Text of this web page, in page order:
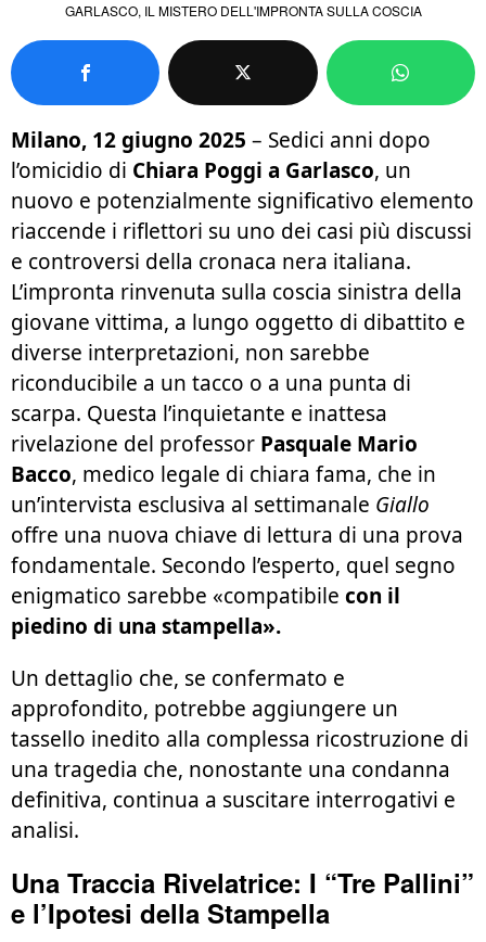
GARLASCO, IL MISTERO DELL'IMPRONTA SULLA COSCIA
Milano, 12 giugno 2025 – Sedici anni dopo
l’omicidio di Chiara Poggi a Garlasco, un
nuovo e potenzialmente significativo elemento
riaccende i riflettori su uno dei casi più discussi
e controversi della cronaca nera italiana.
L’impronta rinvenuta sulla coscia sinistra della
giovane vittima, a lungo oggetto di dibattito e
diverse interpretazioni, non sarebbe
riconducibile a un tacco o a una punta di
scarpa. Questa l’inquietante e inattesa
rivelazione del professor Pasquale Mario
Bacco, medico legale di chiara fama, che in
un’intervista esclusiva al settimanale Giallo
offre una nuova chiave di lettura di una prova
fondamentale. Secondo l’esperto, quel segno
enigmatico sarebbe «compatibile con il
piedino di una stampella».
Un dettaglio che, se confermato e
approfondito, potrebbe aggiungere un
tassello inedito alla complessa ricostruzione di
una tragedia che, nonostante una condanna
definitiva, continua a suscitare interrogativi e
analisi.
Una Traccia Rivelatrice: I “Tre Pallini”
e l’Ipotesi della Stampella